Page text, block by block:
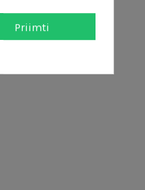
Priimti